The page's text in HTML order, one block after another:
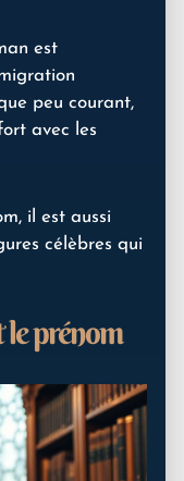
est
peu courant,
avec les
il est aussi
célèbres qui
le prénom